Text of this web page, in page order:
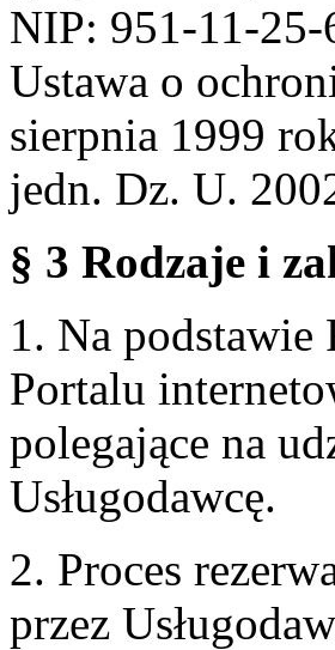
NIP: 951-11-
Ustawa o
sierpnia 1999
jedn. Dz. U.
§ 3 Rodzaje i
1. Na podstawie
Portalu
polegające na
Usługodawcę.
2. Proces
przez